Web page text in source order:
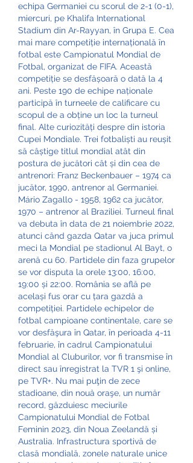
echipa Germaniei cu scorul de 2-1 (0-1),
miercuri, pe Khalifa International
Stadium din Ar-Rayyan, în Grupa E. Cea
mai mare competiție internațională în
fotbal este Campionatul Mondial de
Fotbal, organizat de FIFA. Această
competiție se desfășoară o dată la 4
ani. Peste 190 de echipe naționale
participă în turneele de calificare cu
scopul de a obține un loc la turneul
final. Alte curiozități despre din istoria
Cupei Mondiale. Trei fotbaliști au reușit
să câștige titlul mondial atât din
postura de jucători cât și din cea de
antrenori: Franz Beckenbauer – 1974 ca
jucător, 1990, antrenor al Germaniei.
Mário Zagallo - 1958, 1962 ca jucător,
1970 – antrenor al Braziliei. Turneul final
va debuta în data de 21 noiembrie 2022,
atunci când gazda Qatar va juca primul
meci la Mondial pe stadionul Al Bayt, o
arenă cu 60. Partidele din faza grupelor
se vor disputa la orele 13:00, 16:00,
19:00 și 22:00. România se află pe
același fus orar cu țara gazdă a
competiției. Partidele echipelor de
fotbal campioane continentale, care se
vor desfăşura în Qatar, în perioada 4-11
februarie, în cadrul Campionatului
Mondial al Cluburilor, vor fi transmise în
direct sau înregistrat la TVR 1 şi online,
pe TVR+. Nu mai puţin de zece
stadioane, din nouă oraşe, un număr
record, găzduiesc meciurile
Campionatului Mondial de Fotbal
Feminin 2023, din Noua Zeelandă și
Australia. Infrastructura sportivă de
clasă mondială, zonele naturale unice